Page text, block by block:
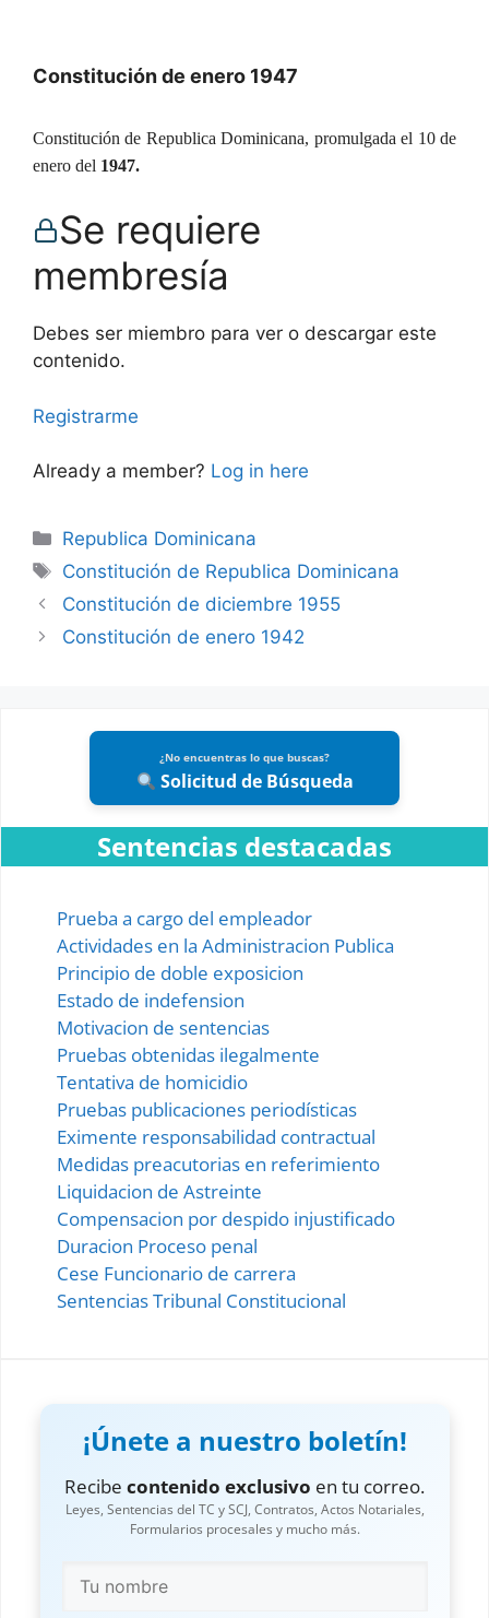
Constitución de enero 1947
Constitución de Republica Dominicana, promulgada el 10 de
enero del 1947.
Se requiere
membresía
Debes ser miembro para ver o descargar este
contenido.
Registrarme
Already a member? Log in here
Categories
Republica Dominicana
Tags
Constitución de Republica Dominicana
Constitución de diciembre 1955
Constitución de enero 1942
¿No encuentras lo que buscas?
Solicitud de Búsqueda
Sentencias destacadas
Prueba a cargo del empleador
Actividades en la Administracion Publica
Principio de doble exposicion
Estado de indefension
Motivacion de sentencias
Pruebas obtenidas ilegalmente
Tentativa de homicidio
Pruebas publicaciones periodísticas
Eximente responsabilidad contractual
Medidas preacutorias en referimiento
Liquidacion de Astreinte
Compensacion por despido injustificado
Duracion Proceso penal
Cese Funcionario de carrera
Sentencias Tribunal Constitucional
¡Únete a nuestro boletín!
Recibe contenido exclusivo en tu correo.
Leyes, Sentencias del TC y SCJ, Contratos, Actos Notariales,
Formularios procesales y mucho más.